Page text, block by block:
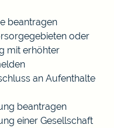
beantragen
oder
mit erhöhter
an Aufenthalte
beantragen
einer Gesellschaft